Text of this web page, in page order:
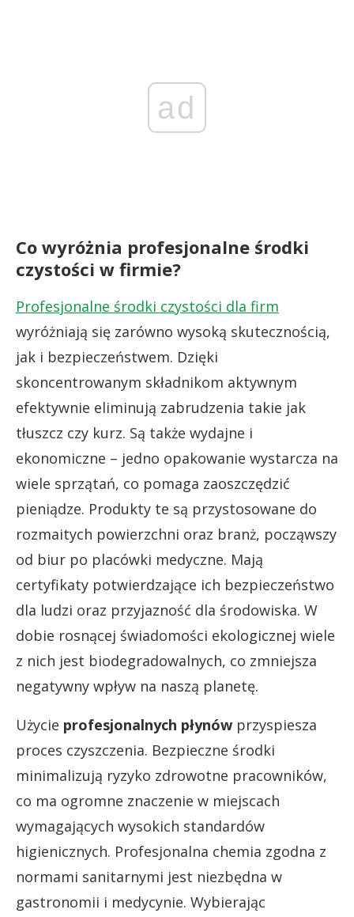
ad
Co wyróżnia profesjonalne środki
czystości w firmie?
Profesjonalne środki czystości dla firm
wyróżniają się zarówno wysoką skutecznością,
jak i bezpieczeństwem. Dzięki
skoncentrowanym składnikom aktywnym
efektywnie eliminują zabrudzenia takie jak
tłuszcz czy kurz. Są także wydajne i
ekonomiczne – jedno opakowanie wystarcza na
wiele sprzątań, co pomaga zaoszczędzić
pieniądze. Produkty te są przystosowane do
rozmaitych powierzchni oraz branż, począwszy
od biur po placówki medyczne. Mają
certyfikaty potwierdzające ich bezpieczeństwo
dla ludzi oraz przyjazność dla środowiska. W
dobie rosnącej świadomości ekologicznej wiele
z nich jest biodegradowalnych, co zmniejsza
negatywny wpływ na naszą planetę.
Użycie profesjonalnych płynów przyspiesza
proces czyszczenia. Bezpieczne środki
minimalizują ryzyko zdrowotne pracowników,
co ma ogromne znaczenie w miejscach
wymagających wysokich standardów
higienicznych. Profesjonalna chemia zgodna z
normami sanitarnymi jest niezbędna w
gastronomii i medycynie. Wybierając